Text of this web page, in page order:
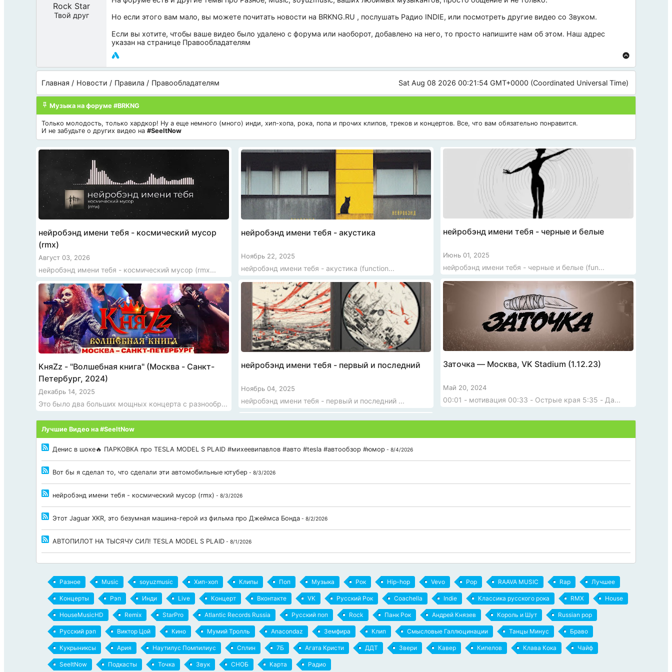
Rock Star
Твой друг
Но если этого вам мало, вы можете почитать новости на BRKNG.RU , послушать Радио INDIE, или посмотреть другие видео со Звуком.
Если вы хотите, чтобы ваше видео было удалено с форума или наоборот, добавлено на него, то просто напишите нам об этом. Наш адрес
указан на странице Правообладателям
Главная Новости Правила Правообладателям Sat Aug 08 2026 00:21:54 GMT+0000 (Coordinated Universal Time)
Музыка на форуме #BRKNG
Только молодость, только хардкор! Ну а еще немного (много) инди, хип-хопа, рока, попа и прочих клипов, треков и концертов. Все, что вам обязательно понравится.
И не забудьте о других видео на #SeeItNow
нейробэнд имени тебя - космический мусор
(rmx)
Август 03, 2026
нейробэнд имени тебя - космический мусор (rmx...
КняZz - "Волшебная книга" (Москва - Санкт-
Петербург, 2024)
Декабрь 14, 2025
Это было два больших мощных концерта с разнообр...
нейробэнд имени тебя - акустика
Ноябрь 22, 2025
нейробэнд имени тебя - акустика (function...
нейробэнд имени тебя - первый и последний
Ноябрь 04, 2025
нейробэнд имени тебя - первый и последний ...
нейробэнд имени тебя - черные и белые
Июнь 01, 2025
нейробэнд имени тебя - черные и белые (fun...
Заточка — Москва, VK Stadium (1.12.23)
Май 20, 2024
00:01 - мотивация 00:33 - Острые края 5:35 - Да...
Лучшие Видео на #SeeItNow
Денис в шоке🔥 ПАРКОВКА про TESLA MODEL S PLAID #михеевипавлов #авто #tesla #автообзор #юмор - 8/4/2026
Вот бы я сделал то, что сделали эти автомобильные ютубер - 8/3/2026
нейробэнд имени тебя - космический мусор (rmx) - 8/3/2026
Этот Jaguar XKR, это безумная машина-герой из фильма про Джеймса Бонда - 8/2/2026
АВТОПИЛОТ НА ТЫСЯЧУ СИЛ! TESLA MODEL S PLAID - 8/1/2026
Разное Music soyuzmusic Хип-хоп Клипы Поп Музыка Рок Hip-hop Vevo Pop RAAVA MUSIC Rap Лучшее
Концерты Рэп Инди Live Концерт Вконтакте VK Русский Рок Coachella Indie Классика русского рока RMX House
HouseMusicHD Remix StarPro Atlantic Records Russia Русский поп Rock Панк Рок Андрей Князев Король и Шут Russian pop
Русский рэп Виктор Цой Кино Мумий Тролль Anacondaz Земфира Клип Смысловые Галлюцинации Танцы Минус Браво
Кукрыниксы Ария Наутилус Помпилиус Сплин 7Б Агата Кристи ДДТ Звери Кавер Кипелов Клава Кока Чайф
SeeItNow Подкасты Точка Звук СНОБ Карта Радио